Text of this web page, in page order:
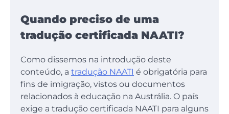
Quando preciso de uma
tradução certificada NAATI?
Como dissemos na introdução deste
conteúdo, a tradução NAATI é obrigatória para
fins de imigração, vistos ou documentos
relacionados à educação na Austrália. O país
exige a tradução certificada NAATI para alguns